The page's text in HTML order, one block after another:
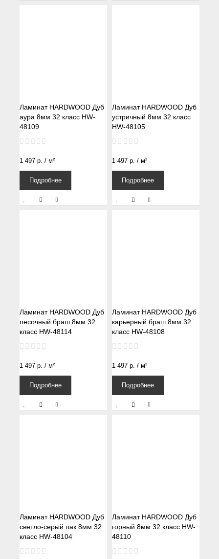
Ламинат HARDWOOD Дуб
аура 8мм 32 класс HW-
48109
1 497 р. / м²
Подробнее
Ламинат HARDWOOD Дуб
устричный 8мм 32 класс
HW-48105
1 497 р. / м²
Подробнее
Ламинат HARDWOOD Дуб
песочный браш 8мм 32
класс HW-48114
1 497 р. / м²
Подробнее
Ламинат HARDWOOD Дуб
карьерный браш 8мм 32
класс HW-48108
1 497 р. / м²
Подробнее
Ламинат HARDWOOD Дуб
светло-серый лак 8мм 32
класс HW-48104
Ламинат HARDWOOD Дуб
горный 8мм 32 класс HW-
48110